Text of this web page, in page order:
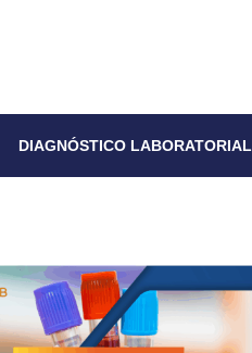
DIAGNÓSTICO LABORATORIAL